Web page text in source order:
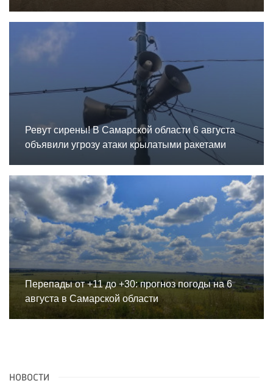
Ревут сирены! В Самарской области 6 августа
объявили угрозу атаки крылатыми ракетами
Перепады от +11 до +30: прогноз погоды на 6
августа в Самарской области
НОВОСТИ